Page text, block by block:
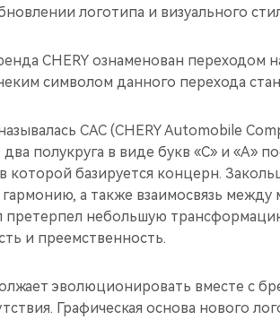
логотипа и визуального
CHERY ознаменован переходом
символом данного перехода
САС (CHERY Automobile
полукруга в виде букв «С» и «А»
которой базируется концерн.
а также взаимосвязь между
небольшую
и преемственность.
эволюционировать вместе с
Графическая основа нового